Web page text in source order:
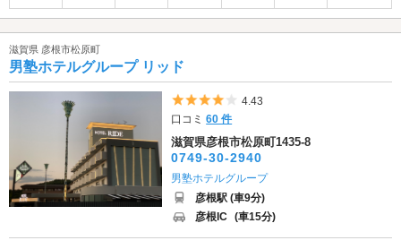
滋賀県 彦根市松原町
男塾ホテルグループ リッド
5つ星のうち4
4.43
口コミ60 件
滋賀県彦根市松原町1435-8
0749-30-2940
男塾ホテルグループ
彦根駅 (車9分)
彦根IC (車15分)